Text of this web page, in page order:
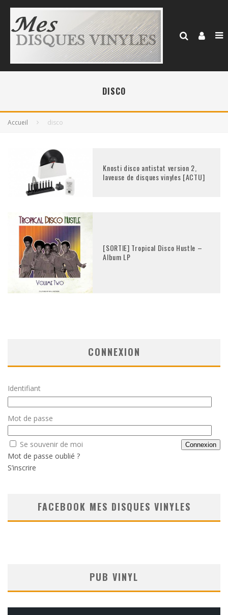
DISCO
Accueil disco
Knosti disco antistat version 2,
laveuse de disques vinyles [ACTU]
[SORTIE] Tropical Disco Hustle –
Album LP
CONNEXION
Identifiant
Mot de passe
Se souvenir de moi
Mot de passe oublié ?
S’inscrire
FACEBOOK MES DISQUES VINYLES
PUB VINYL